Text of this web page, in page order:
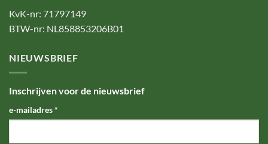
KvK-nr: 71797149
BTW-nr: NL858853206B01
NIEUWSBRIEF
Inschrijven voor de nieuwsbrief
e-mailadres*